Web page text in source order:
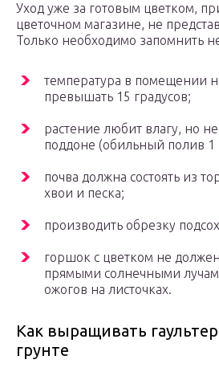
Уход уже за готовым цветком,
цветочном магазине, не
Только необходимо запомнить
температура в помещении
превышать 15 градусов;
растение любит влагу, но
поддоне (обильный полив 1
почва должна состоять из
хвои и песка;
производить обрезку
горшок с цветком не должен
прямыми солнечными
ожогов на листочках.
Как выращивать
грунте